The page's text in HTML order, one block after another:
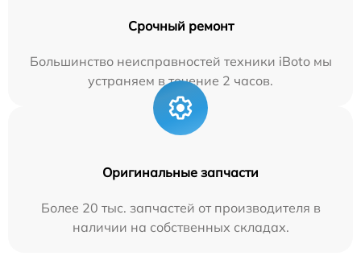
Срочный ремонт
Большинство неисправностей техники iBoto мы
устраняем в течение 2 часов.
Оригинальные запчасти
Более 20 тыс. запчастей от производителя в
наличии на собственных складах.